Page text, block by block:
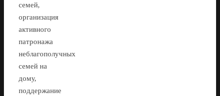
семей,
организация
активного
патронажа
неблагополучных
семей на
дому,
поддержание